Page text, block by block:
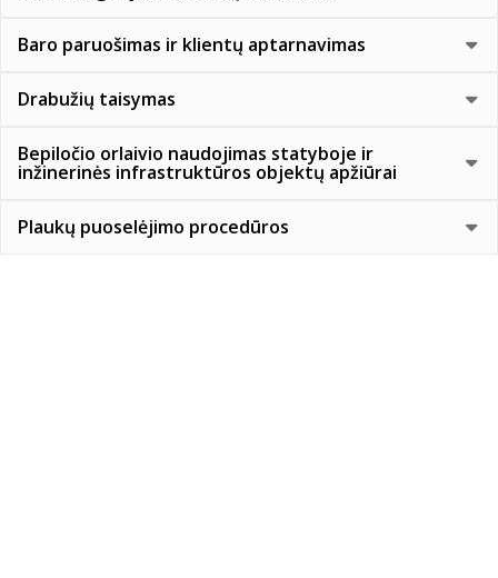
Baro paruošimas ir klientų aptarnavimas
Drabužių taisymas
Bepiločio orlaivio naudojimas statyboje ir
inžinerinės infrastruktūros objektų apžiūrai
Plaukų puoselėjimo procedūros